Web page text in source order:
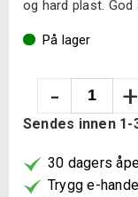
og hard plast.
På lager
antall
- +
Sendes innen
30 dagers
Trygg e-